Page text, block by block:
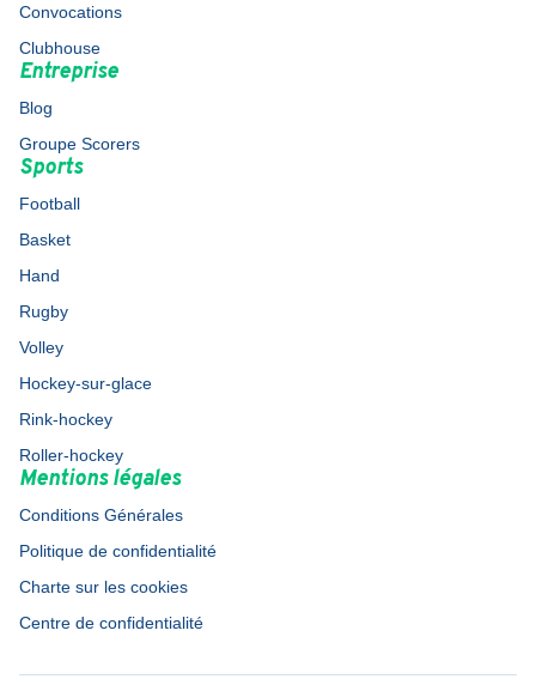
Convocations
Clubhouse
Entreprise
Blog
Groupe Scorers
Sports
Football
Basket
Hand
Rugby
Volley
Hockey-sur-glace
Rink-hockey
Roller-hockey
Mentions légales
Conditions Générales
Politique de confidentialité
Charte sur les cookies
Centre de confidentialité